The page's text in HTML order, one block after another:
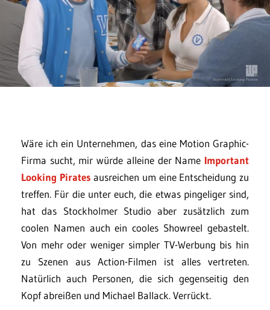
Wäre ich ein Unternehmen, das eine Motion Graphic-
Firma sucht, mir würde alleine der Name Important
Looking Pirates ausreichen um eine Entscheidung zu
treffen. Für die unter euch, die etwas pingeliger sind,
hat das Stockholmer Studio aber zusätzlich zum
coolen Namen auch ein cooles Showreel gebastelt.
Von mehr oder weniger simpler TV-Werbung bis hin
zu Szenen aus Action-Filmen ist alles vertreten.
Natürlich auch Personen, die sich gegenseitig den
Kopf abreißen und Michael Ballack. Verrückt.